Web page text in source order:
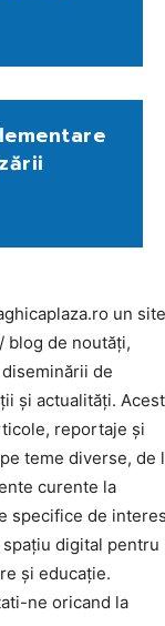
un site
blog de noutăți,
de
și actualități.
reportaje și
teme diverse, de
curente la
specifice de
spațiu digital pentru
și educație.
ne oricand la